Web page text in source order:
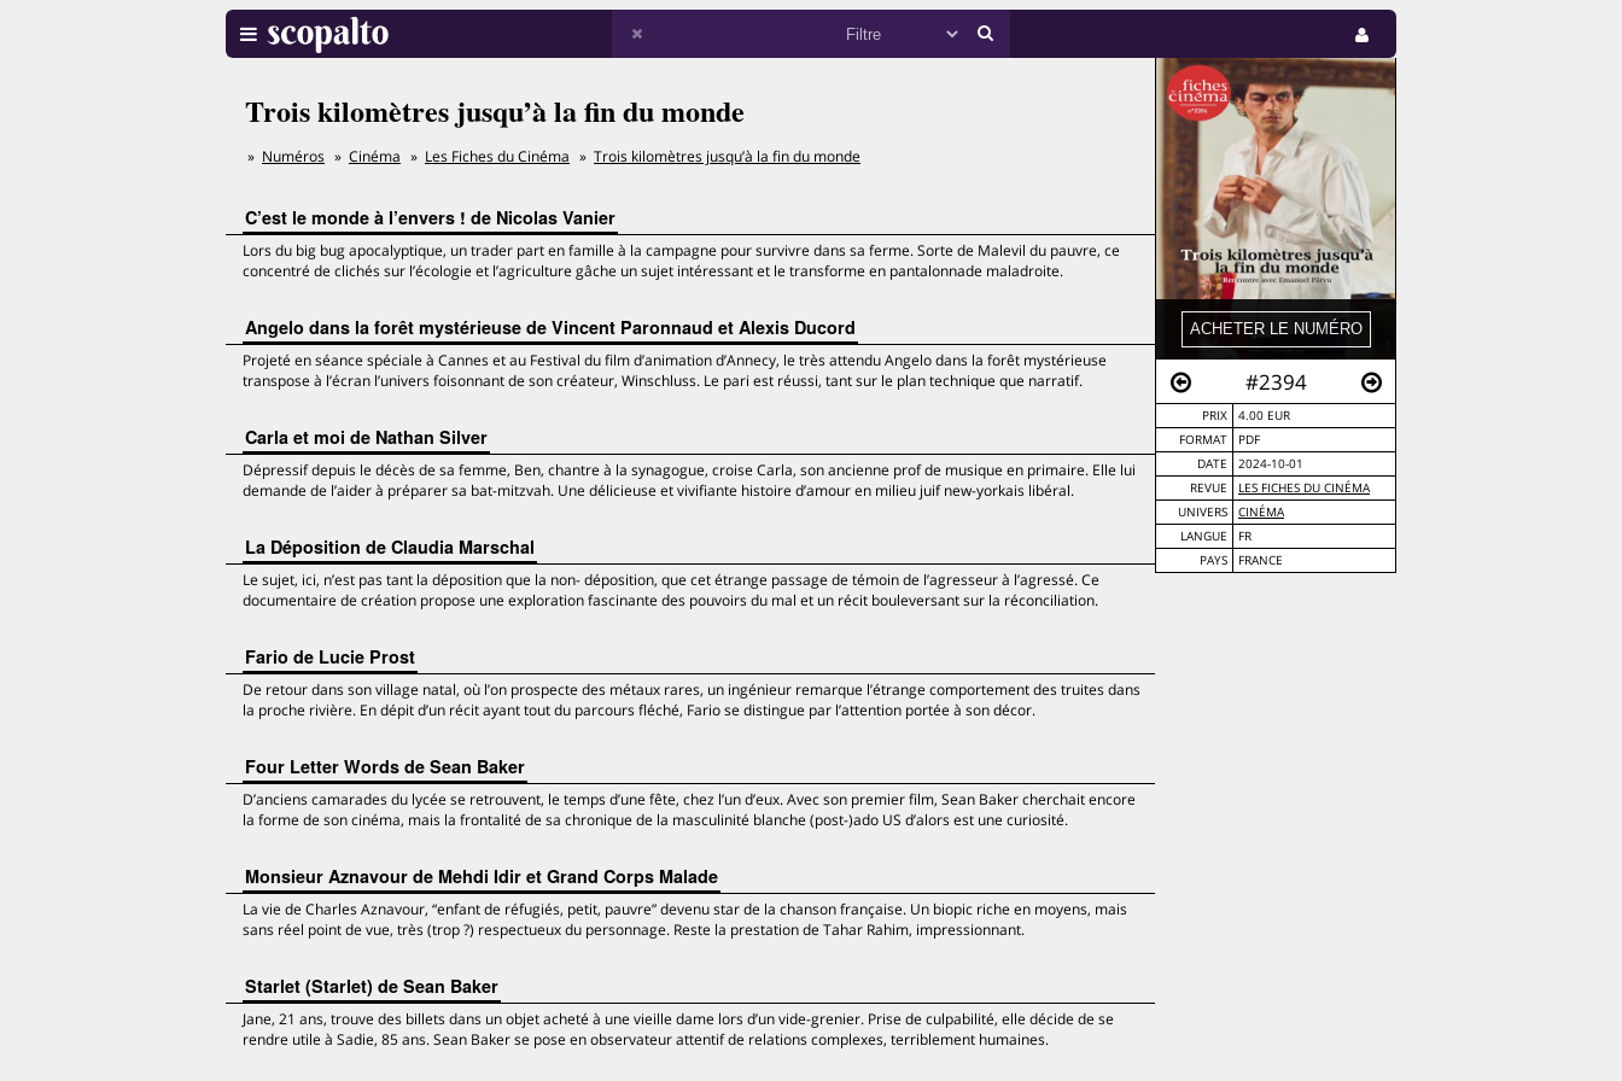
#2394
PRIX
4.00 EUR
FORMAT
PDF
DATE
2024-10-01
REVUE
LES FICHES DU CINÉMA
UNIVERS
CINÉMA
LANGUE
FR
PAYS
FRANCE
Trois kilomètres jusqu’à la fin du monde
Numéros Cinéma Les Fiches du Cinéma Trois kilomètres jusqu’à la fin du monde
C’est le monde à l’envers ! de Nicolas Vanier
Lors du big bug apocalyptique, un trader part en famille à la campagne pour survivre dans sa ferme. Sorte de Malevil du pauvre, ce
concentré de clichés sur l’écologie et l’agriculture gâche un sujet intéressant et le transforme en pantalonnade maladroite.
Angelo dans la forêt mystérieuse de Vincent Paronnaud et Alexis Ducord
Projeté en séance spéciale à Cannes et au Festival du film d’animation d’Annecy, le très attendu Angelo dans la forêt mystérieuse
transpose à l’écran l’univers foisonnant de son créateur, Winschluss. Le pari est réussi, tant sur le plan technique que narratif.
Carla et moi de Nathan Silver
Dépressif depuis le décès de sa femme, Ben, chantre à la synagogue, croise Carla, son ancienne prof de musique en primaire. Elle lui
demande de l’aider à préparer sa bat-mitzvah. Une délicieuse et vivifiante histoire d’amour en milieu juif new-yorkais libéral.
La Déposition de Claudia Marschal
Le sujet, ici, n’est pas tant la déposition que la non- déposition, que cet étrange passage de témoin de l’agresseur à l’agressé. Ce
documentaire de création propose une exploration fascinante des pouvoirs du mal et un récit bouleversant sur la réconciliation.
Fario de Lucie Prost
De retour dans son village natal, où l’on prospecte des métaux rares, un ingénieur remarque l’étrange comportement des truites dans
la proche rivière. En dépit d’un récit ayant tout du parcours fléché, Fario se distingue par l’attention portée à son décor.
Four Letter Words de Sean Baker
D’anciens camarades du lycée se retrouvent, le temps d’une fête, chez l’un d’eux. Avec son premier film, Sean Baker cherchait encore
la forme de son cinéma, mais la frontalité de sa chronique de la masculinité blanche (post-)ado US d’alors est une curiosité.
Monsieur Aznavour de Mehdi Idir et Grand Corps Malade
La vie de Charles Aznavour, “enfant de réfugiés, petit, pauvre” devenu star de la chanson française. Un biopic riche en moyens, mais
sans réel point de vue, très (trop ?) respectueux du personnage. Reste la prestation de Tahar Rahim, impressionnant.
Starlet (Starlet) de Sean Baker
Jane, 21 ans, trouve des billets dans un objet acheté à une vieille dame lors d’un vide-grenier. Prise de culpabilité, elle décide de se
rendre utile à Sadie, 85 ans. Sean Baker se pose en observateur attentif de relations complexes, terriblement humaines.